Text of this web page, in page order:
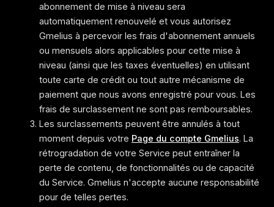
abonnement de mise à niveau sera
automatiquement renouvelé et vous autorisez
Gmelius à percevoir les frais d'abonnement annuels
ou mensuels alors applicables pour cette mise à
niveau (ainsi que les taxes éventuelles) en utilisant
toute carte de crédit ou tout autre mécanisme de
paiement que nous avons enregistré pour vous. Les
frais de surclassement ne sont pas remboursables.
Les surclassements peuvent être annulés à tout
moment depuis votre Page du compte Gmelius. La
rétrogradation de votre Service peut entraîner la
perte de contenu, de fonctionnalités ou de capacité
du Service. Gmelius n'accepte aucune responsabilité
pour de telles pertes.